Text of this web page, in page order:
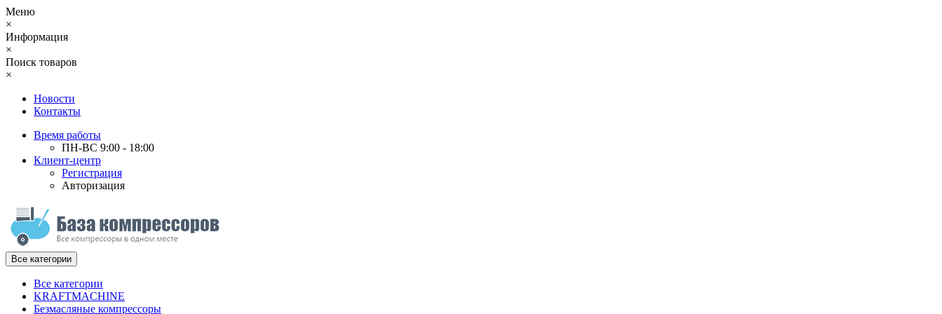
Меню
×
Информация
×
Поиск товаров
×
Новости
Контакты
Время работы
ПН-ВС 9:00 - 18:00
Клиент-центр
Регистрация
Авторизация
Все категории
Все категории
KRAFTMACHINE
Безмасляные компрессоры